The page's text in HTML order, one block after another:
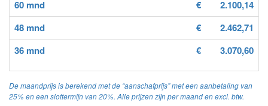
60 mnd
€
2.100,14
48 mnd
€
2.462,71
36 mnd
€ 3.070,60
De maandprijs is berekend met de “aanschafprijs” met een aanbetaling van
25% en een slottermijn van 20%. Alle prijzen zijn per maand en excl. btw.